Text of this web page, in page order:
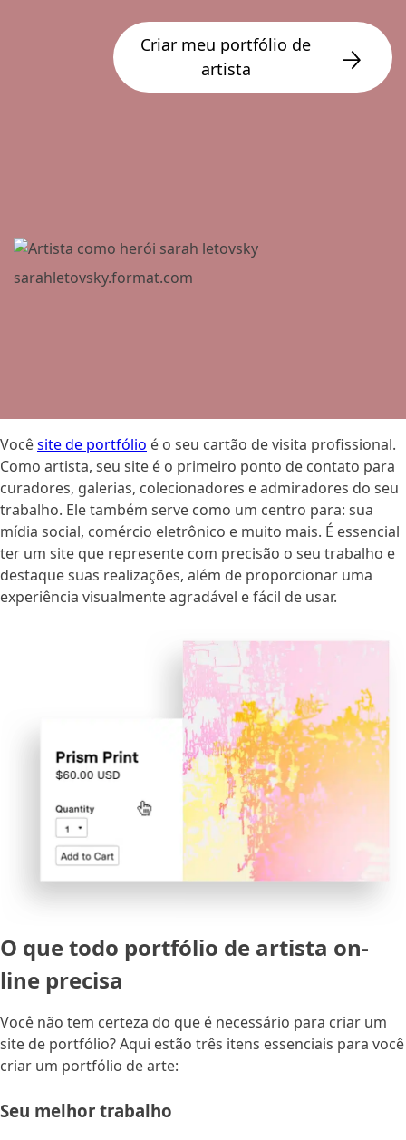
Criar meu portfólio de
artista
sarahletovsky.format.com
Vocêsite de portfólio é o seu cartão de visita profissional.
Como artista, seu site é o primeiro ponto de contato para
curadores, galerias, colecionadores e admiradores do seu
trabalho. Ele também serve como um centro para: sua
mídia social, comércio eletrônico e muito mais. É essencial
ter um site que represente com precisão o seu trabalho e
destaque suas realizações, além de proporcionar uma
experiência visualmente agradável e fácil de usar.
O que todo portfólio de artista on-
line precisa
Você não tem certeza do que é necessário para criar um
site de portfólio? Aqui estão três itens essenciais para você
criar um portfólio de arte:
Seu melhor trabalho